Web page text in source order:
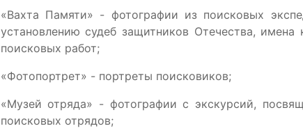
«Вахта Памяти» - фотографии из поисковых
установлению судеб защитников Отечества,
поисковых работ;
«Фотопортрет» - портреты поисковиков;
«Музей отряда» - фотографии с экскурсий,
поисковых отрядов;